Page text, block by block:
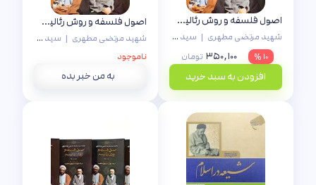
اصول فلسفه و روش رئالیسم (جلد2)
شهید مرتضی مطهری | سید محمدحسین طباطبایی
۱۰ %
۳۵۰,۱۰۰ تومان
افزودن به سبد خرید
اصول فلسفه و روش رئالیسم (جلد 3)
شهید مرتضی مطهری | سید محمدحسین طباطبایی
ناموجود
به من خبر بده